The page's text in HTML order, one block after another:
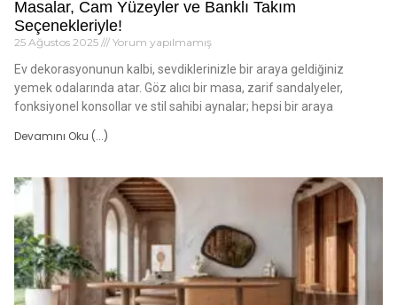
Masalar, Cam Yüzeyler ve Banklı Takım
Seçenekleriyle!
25 Ağustos 2025 Yorum yapılmamış
Ev dekorasyonunun kalbi, sevdiklerinizle bir araya geldiğiniz
yemek odalarında atar. Göz alıcı bir masa, zarif sandalyeler,
fonksiyonel konsollar ve stil sahibi aynalar; hepsi bir araya
Devamını Oku (...)